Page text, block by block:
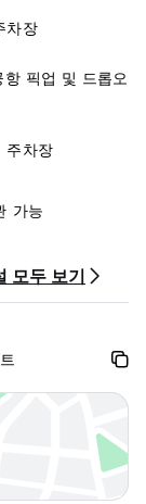
property
차장
항 픽업 및 드롭오
주차장
가능
모두 보기